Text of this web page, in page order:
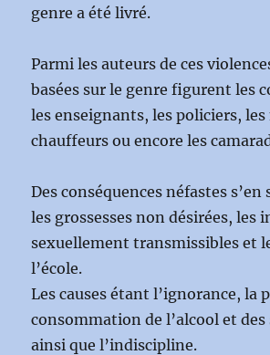
genre a été livré.
Parmi les auteurs de ces
basées sur le genre figurent les
les enseignants, les policiers,
chauffeurs ou encore les
Des conséquences néfastes
les grossesses non désirées, les
sexuellement transmissibles et
l’école.
Les causes étant l’ignorance, la
consommation de l’alcool et
ainsi que l’indiscipline.